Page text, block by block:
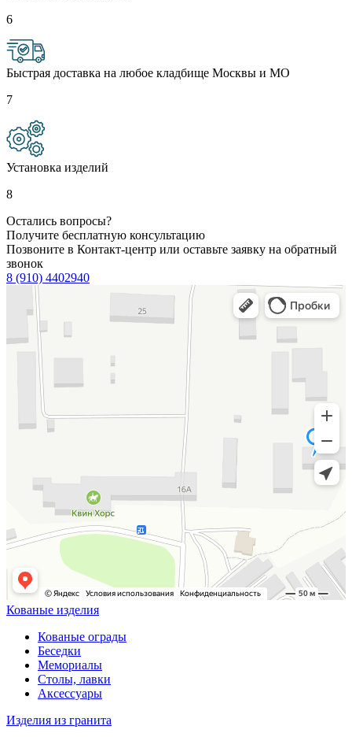
6
Быстрая доставка на любое кладбище Москвы и МО
7
Установка изделий
8
Остались вопросы?
Получите бесплатную консультацию
Позвоните в Контакт-центр или оставьте заявку на обратный
звонок
8 (910) 4402940
Кованые изделия
Кованые ограды
Беседки
Мемориалы
Столы, лавки
Аксессуары
Изделия из гранита